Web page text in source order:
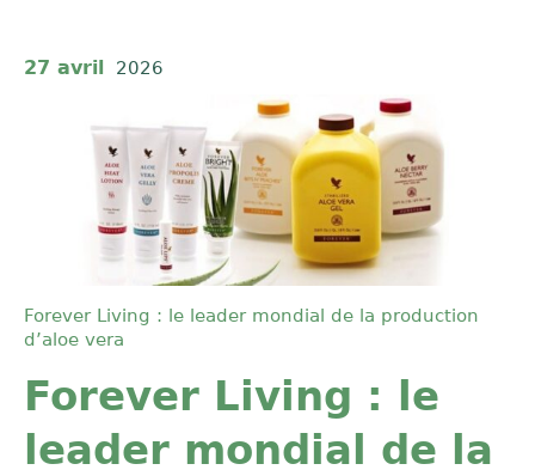
27 avril 2026
Forever Living : le leader mondial de la production
d’aloe vera
Forever Living : le
leader mondial de la